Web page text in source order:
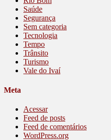
Saúde
Segurança
Sem categoria
Tecnologia
Tempo
Trânsito
Turismo
Vale do Ivaí
Meta
Acessar
Feed de posts
Feed de comentários
WordPress.org